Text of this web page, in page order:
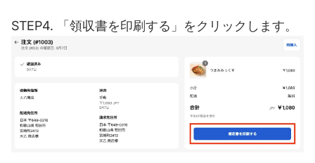
STEP4. 「領収書を印刷する」をクリックします。